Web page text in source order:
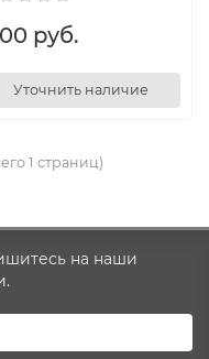
руб.
Уточнить наличие
1 страниц)
на наши